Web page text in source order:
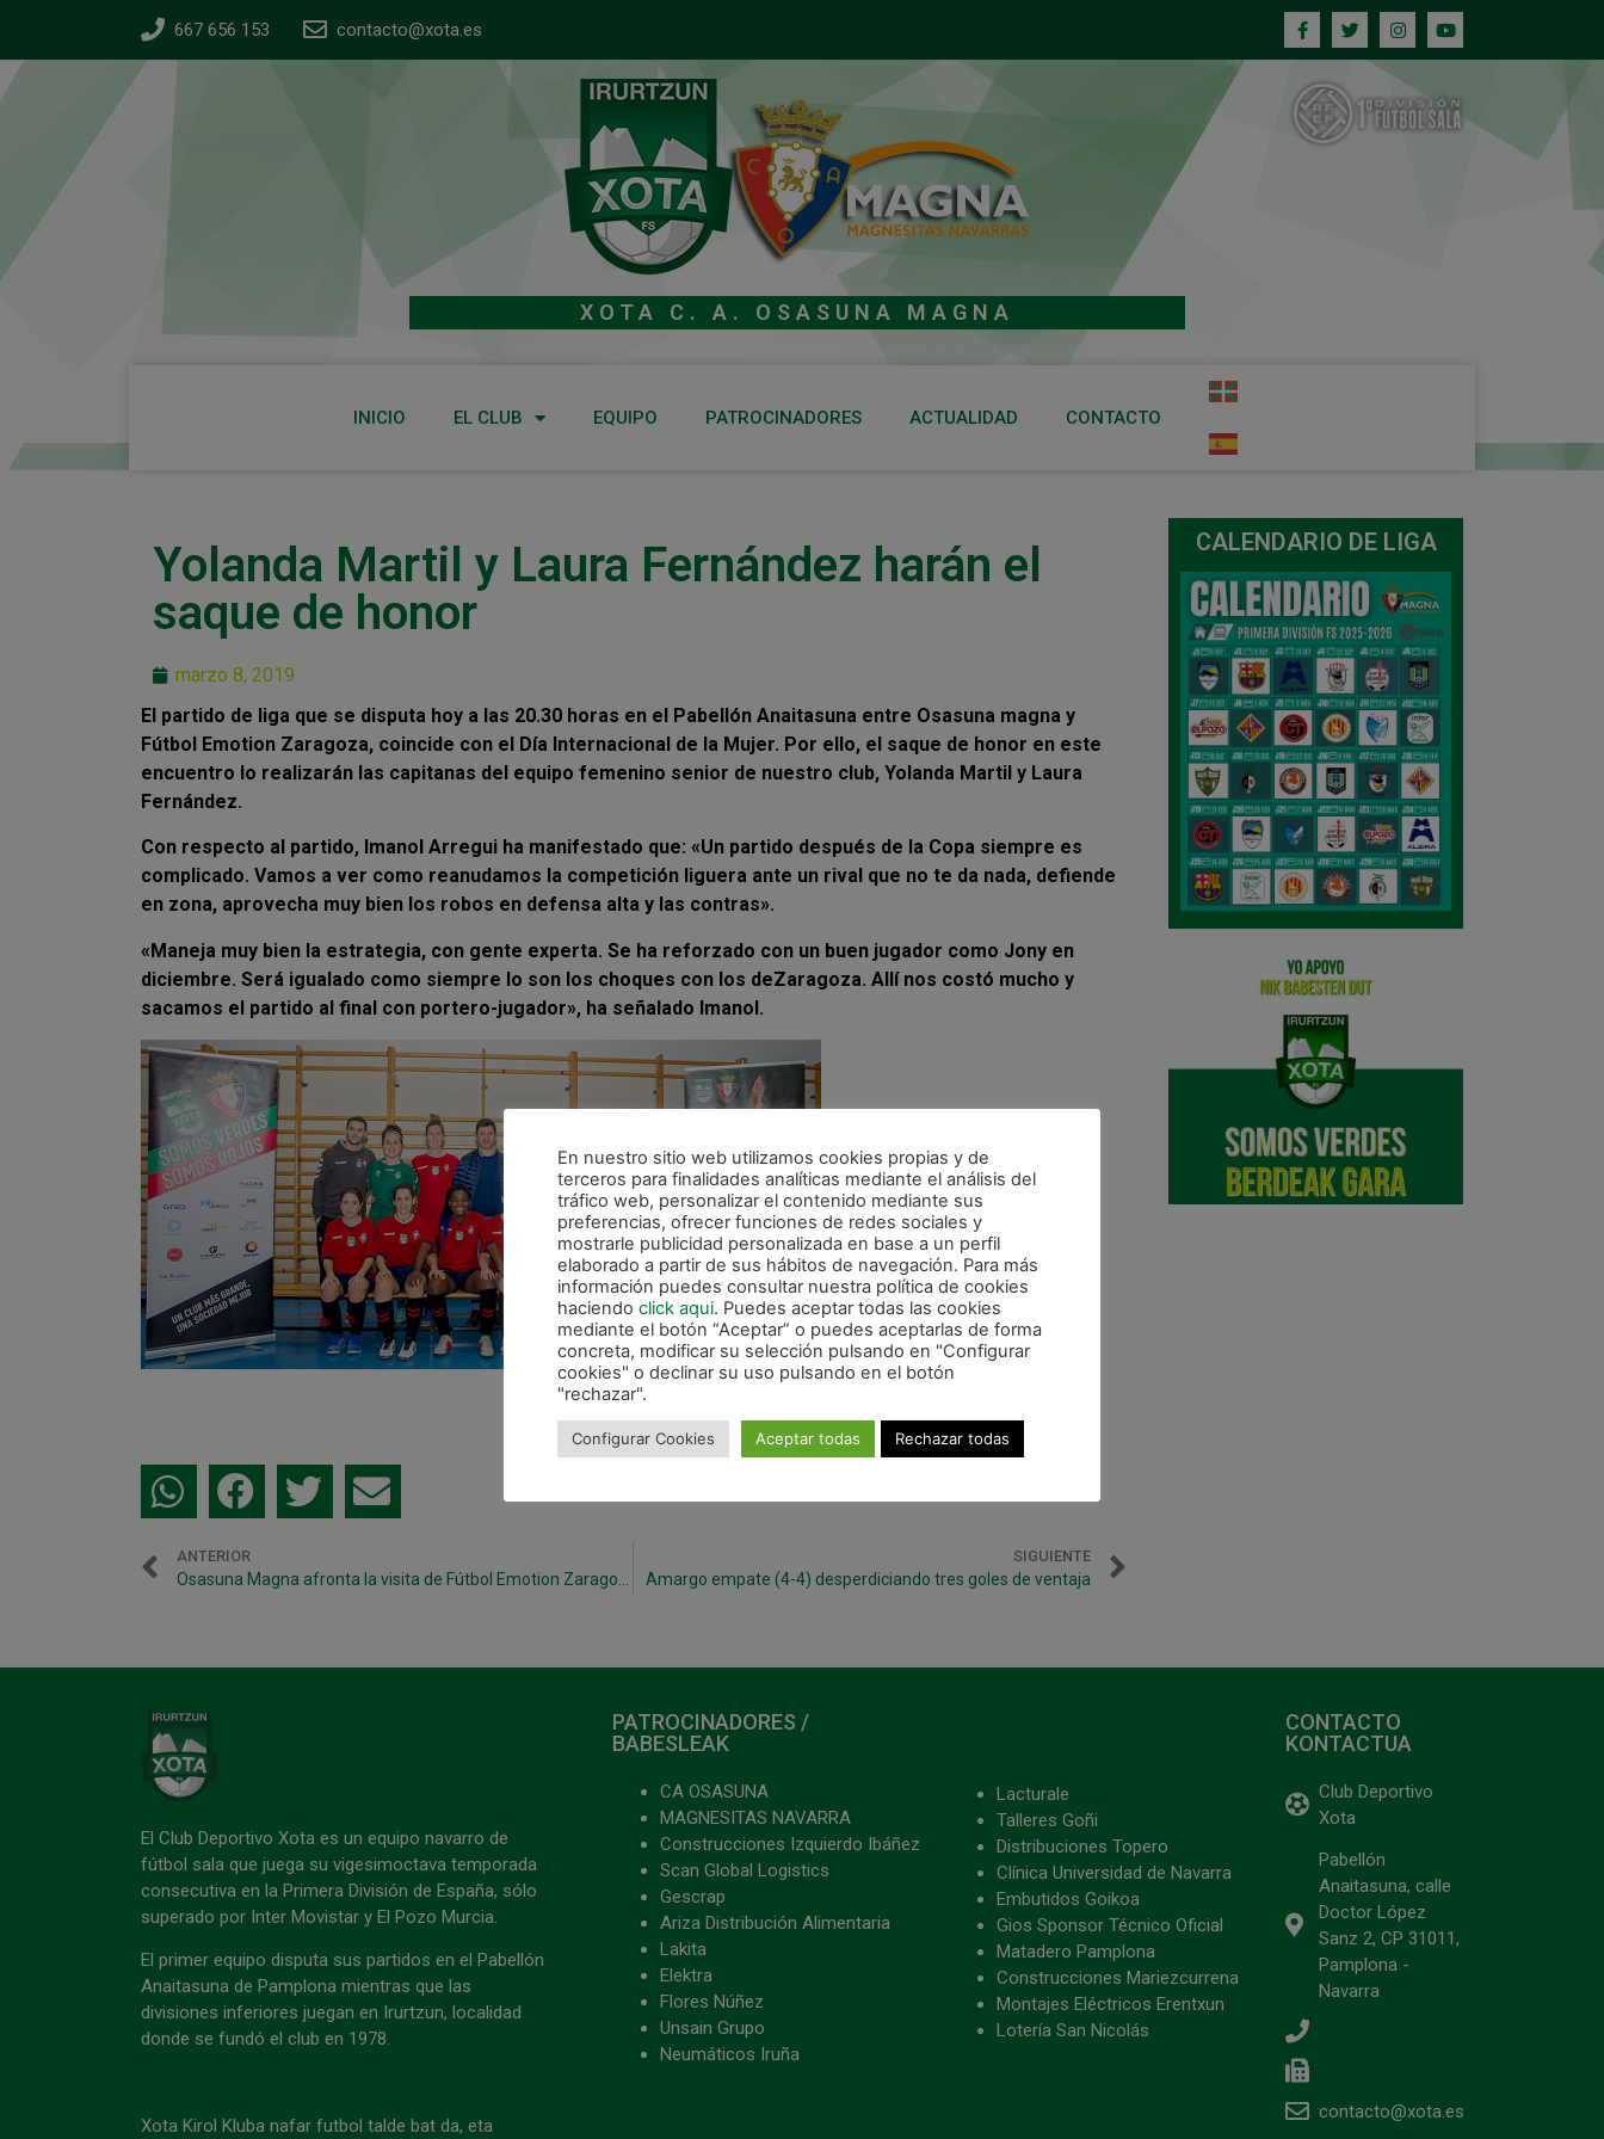
667 656 153 contacto@xota.es
XOTA C. A. OSASUNA MAGNA
INICIO EL CLUB EQUIPO PATROCINADORES ACTUALIDAD CONTACTO
Yolanda Martil y Laura Fernández harán el
saque de honor
marzo 8, 2019
El partido de liga que se disputa hoy a las 20.30 horas en el Pabellón Anaitasuna entre Osasuna magna y
Fútbol Emotion Zaragoza, coincide con el Día Internacional de la Mujer. Por ello, el saque de honor en este
encuentro lo realizarán las capitanas del equipo femenino senior de nuestro club, Yolanda Martil y Laura
Fernández.
Con respecto al partido, Imanol Arregui ha manifestado que: «Un partido después de la Copa siempre es
complicado. Vamos a ver como reanudamos la competición liguera ante un rival que no te da nada, defiende
en zona, aprovecha muy bien los robos en defensa alta y las contras».
«Maneja muy bien la estrategia, con gente experta. Se ha reforzado con un buen jugador como Jony en
diciembre. Será igualado como siempre lo son los choques con los deZaragoza. Allí nos costó mucho y
sacamos el partido al final con portero-jugador», ha señalado Imanol.
ANTERIOR
Osasuna Magna afronta la visita de Fútbol Emotion Zaragoza este viernes
SIGUIENTE
Amargo empate (4-4) desperdiciando tres goles de ventaja
CALENDARIO DE LIGA
El Club Deportivo Xota es un equipo navarro de
fútbol sala que juega su vigesimoctava temporada
consecutiva en la Primera División de España, sólo
superado por Inter Movistar y El Pozo Murcia.
El primer equipo disputa sus partidos en el Pabellón
Anaitasuna de Pamplona mientras que las
divisiones inferiores juegan en Irurtzun, localidad
donde se fundó el club en 1978.
Xota Kirol Kluba nafar futbol talde bat da, eta
PATROCINADORES /
BABESLEAK
CA OSASUNA
MAGNESITAS NAVARRA
Construcciones Izquierdo Ibáñez
Scan Global Logistics
Gescrap
Ariza Distribución Alimentaria
Lakita
Elektra
Flores Núñez
Unsain Grupo
Neumáticos Iruña
Lacturale
Talleres Goñi
Distribuciones Topero
Clínica Universidad de Navarra
Embutidos Goikoa
Gios Sponsor Técnico Oficial
Matadero Pamplona
Construcciones Mariezcurrena
Montajes Eléctricos Erentxun
Lotería San Nicolás
CONTACTO
KONTACTUA
Club Deportivo
Xota
Pabellón
Anaitasuna, calle
Doctor López
Sanz 2, CP 31011,
Pamplona -
Navarra
contacto@xota.es
En nuestro sitio web utilizamos cookies propias y de
terceros para finalidades analíticas mediante el análisis del
tráfico web, personalizar el contenido mediante sus
preferencias, ofrecer funciones de redes sociales y
mostrarle publicidad personalizada en base a un perfil
elaborado a partir de sus hábitos de navegación. Para más
información puedes consultar nuestra política de cookies
haciendo click aqui. Puedes aceptar todas las cookies
mediante el botón “Aceptar” o puedes aceptarlas de forma
concreta, modificar su selección pulsando en "Configurar
cookies" o declinar su uso pulsando en el botón
"rechazar".
Configurar Cookies Aceptar todas Rechazar todas